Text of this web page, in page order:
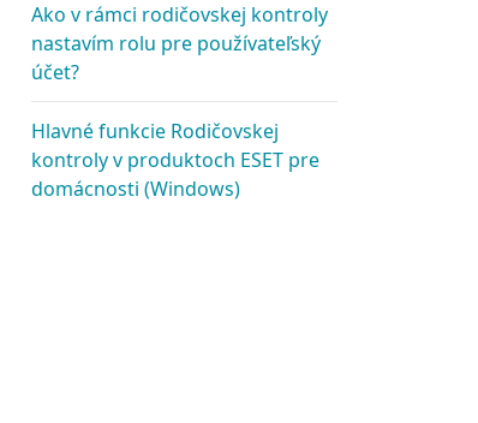
Ako v rámci rodičovskej kontroly
nastavím rolu pre používateľský
účet?
Hlavné funkcie Rodičovskej
kontroly v produktoch ESET pre
domácnosti (Windows)